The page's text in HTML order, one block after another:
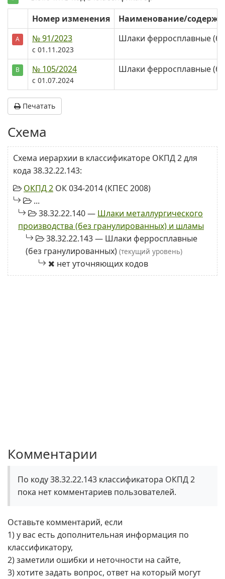
Номер изменения
Наименование/
А № 91/2023
с 01.11.2023
Шлаки ферросплавные
В № 105/2024
с 01.07.2024
Шлаки ферросплавные
Печатать
Схема
Схема иерархии в классификаторе ОКПД 2 для
кода 38.32.22.143:
ОКПД 2 ОК 034-2014 (КПЕС 2008)
...
38.32.22.140 — Шлаки металлургического
производства (без гранулированных) и шламы
38.32.22.143 — Шлаки ферросплавные
(без гранулированных) (текущий уровень)
нет уточняющих кодов
Комментарии
По коду 38.32.22.143 классификатора ОКПД 2
пока нет комментариев пользователей.
Оставьте комментарий, если
1) у вас есть дополнительная информация по
классификатору,
2) заметили ошибки и неточности на сайте,
3) хотите задать вопрос, ответ на который могут